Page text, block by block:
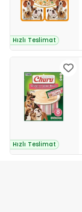
Hızlı Teslimat
Hızlı Teslimat